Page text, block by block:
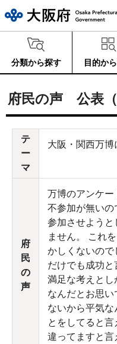
分類から探す 目的か
府民の声 公表（
テ
ー
マ
大阪・関西万
府
民
の
声
万博のアンケー
不参加が無いの
参加させようと
ません。 これ
かしくないの
だけでも成功
満足な考えとし
なんだとお思
ないから平気な
とをしてると
違ってますと言